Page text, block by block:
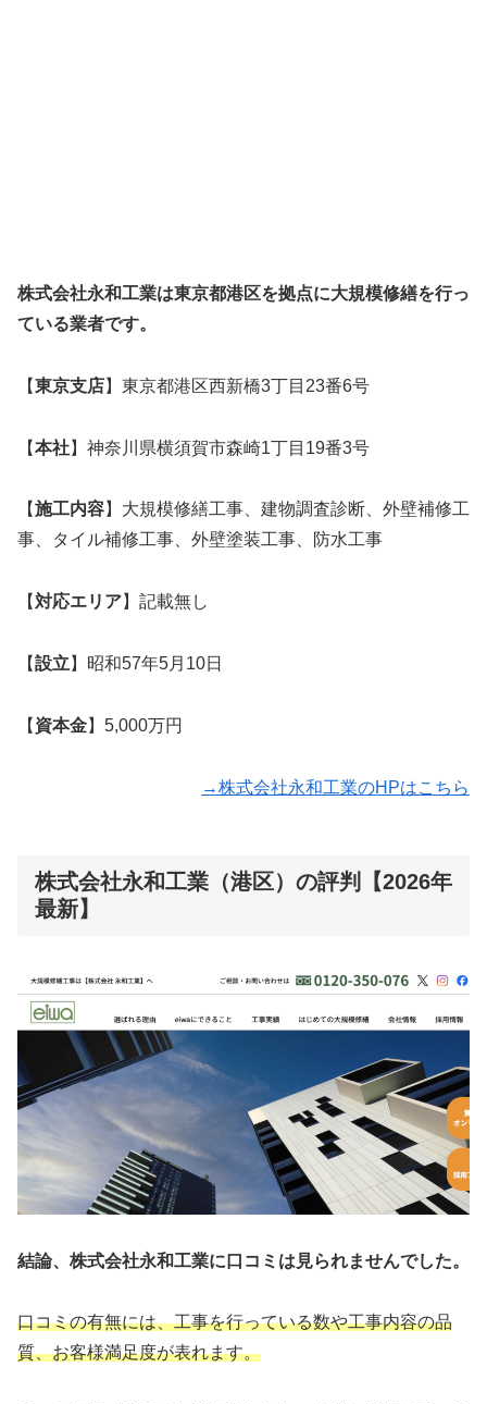
株式会社永和工業は東京都港区を拠点に大規模修繕を行っ
ている業者です。
【東京支店】東京都港区西新橋3丁目23番6号
【本社】神奈川県横須賀市森崎1丁目19番3号
【施工内容】大規模修繕工事、建物調査診断、外壁補修工
事、タイル補修工事、外壁塗装工事、防水工事
【対応エリア】記載無し
【設立 】昭和57年5月10日
【 資本金】5,000万円
→株式会社永和工業のHPはこちら
株式会社永和工業（港区）の評判【2026年
最新】
結論、株式会社永和工業に口コミは見られませんでした。
口コミの有無には、工事を行っている数や工事内容の品
質、お客様満足度が表れます。